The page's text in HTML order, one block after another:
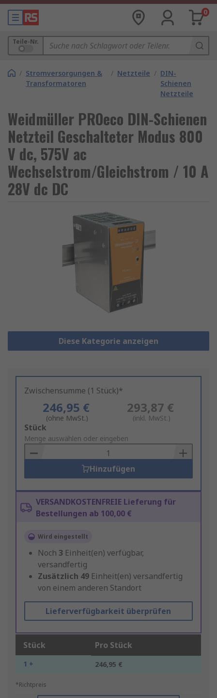
0
Teile-Nr.
/ Stromversorgungen &
Transformatoren
/ Netzteile / DIN-
Schienen
Netzteile
Weidmüller PROeco DIN-Schienen
Netzteil Geschalteter Modus 800
V dc, 575V ac
Wechselstrom/Gleichstrom / 10 A
28V dc DC
Diese Kategorie anzeigen
Zwischensumme (1 Stück)*
246,95 €
(ohne MwSt.)
293,87 €
(inkl. MwSt.)
Add
to
Basket
Stück
Menge auswählen oder eingeben
Hinzufügen
VERSANDKOSTENFREIE Lieferung für
Bestellungen ab 100,00 €
Wird eingestellt
Noch 3 Einheit(en) verfügbar,
versandfertig
Zusätzlich 49 Einheit(en) versandfertig
von einem anderen Standort
Lieferverfügbarkeit überprüfen
Stück Pro Stück
1 + 246,95 €
*Richtpreis